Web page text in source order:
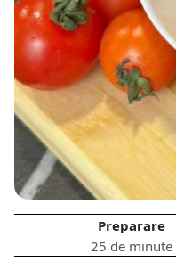
Preparare
25 de minute